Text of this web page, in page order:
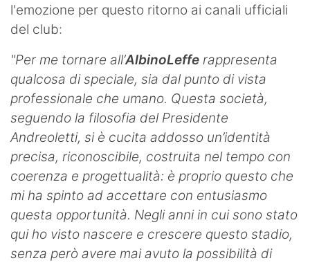
l'emozione per questo ritorno ai canali ufficiali
del club:
"Per me tornare all’AlbinoLeffe rappresenta
qualcosa di speciale, sia dal punto di vista
professionale che umano. Questa società,
seguendo la filosofia del Presidente
Andreoletti, si è cucita addosso un’identità
precisa, riconoscibile, costruita nel tempo con
coerenza e progettualità: è proprio questo che
mi ha spinto ad accettare con entusiasmo
questa opportunità. Negli anni in cui sono stato
qui ho visto nascere e crescere questo stadio,
senza però avere mai avuto la possibilità di